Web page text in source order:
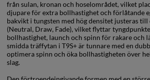
från sulan, kronan och hoselområdet, vilket
djupare för extra bollhastighet och förlåtande
bakvikt i tungsten med hög densitet justeras
(Neutral, Draw, Fade), vilket flyttar
bollhastighet, launch och spinn för rakare och
smidda träffytan i T9S+ är tunnare med en
optimera spinn och öka bollhastigheten över
slag.